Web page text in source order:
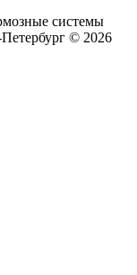
системы
© 2026